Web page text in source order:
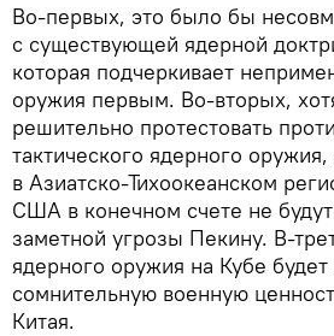
Во-первых, это было бы
с существующей ядерной
которая подчеркивает
оружия первым. Во-вторых,
решительно протестовать
тактического ядерного
в Азиатско-Тихоокеанском
США в конечном счете не будут
заметной угрозы Пекину. В-
ядерного оружия на Кубе
сомнительную военную
Китая.